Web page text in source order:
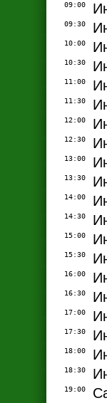
09:00
09:30
10:00
10:30
11:00
11:30
12:00
12:30
13:00
13:30
14:00
14:30
15:00
15:30
16:00
16:30
17:00
17:30
18:00
18:30
19:00